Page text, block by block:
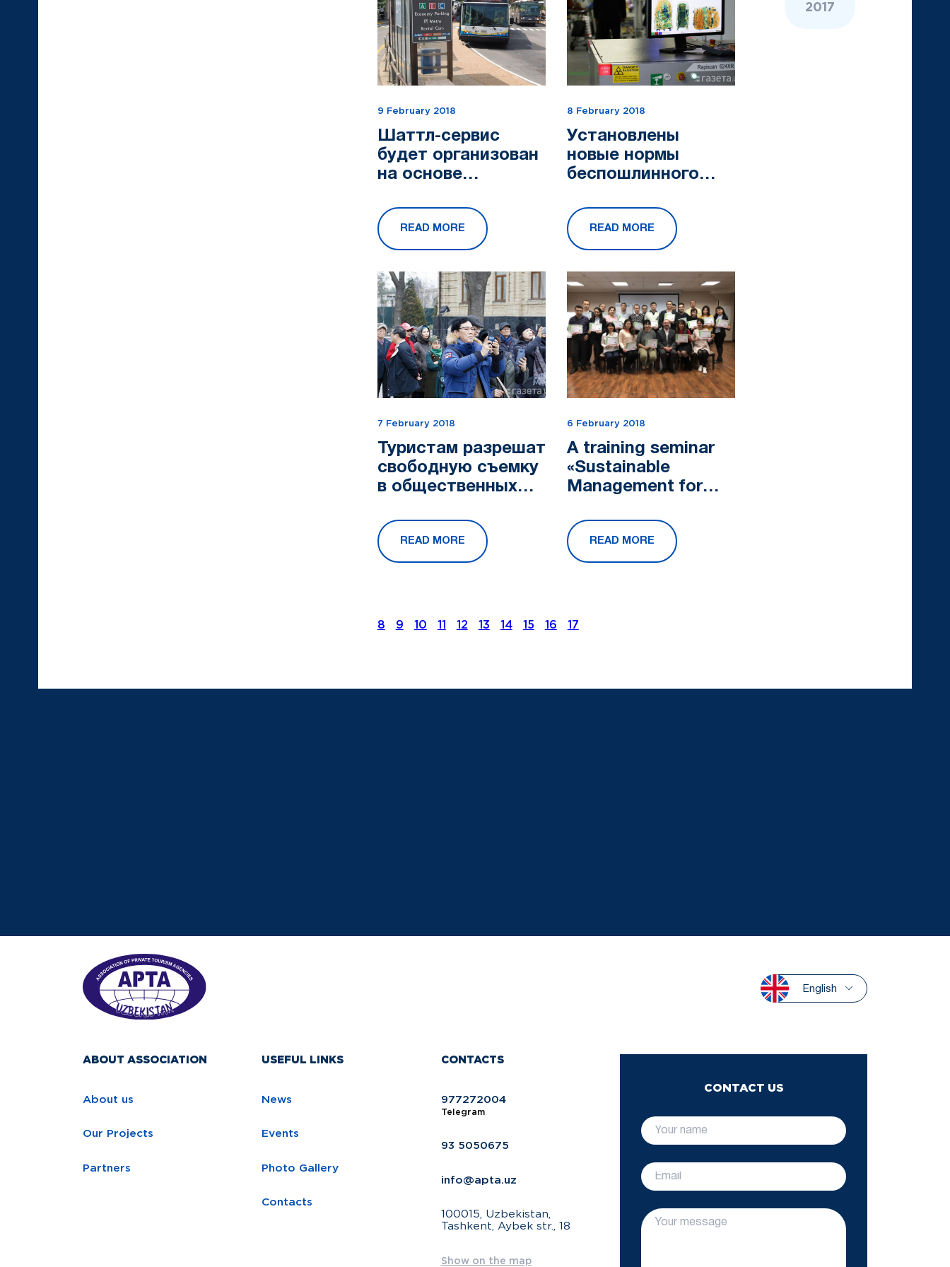
9 February 2018
Шаттл-сервис
будет организован
на основе
частного
партнерства
READ MORE
8 February 2018
Установлены
новые нормы
беспошлинного
READ MORE
7 February 2018
Туристам разрешат
свободную съемку
в общественных
READ MORE
6 February 2018
A training seminar
«Sustainable
Management for
READ MORE
2017
8 9 10 11 12 13 14 15 16 17
English
ABOUT ASSOCIATION
About us
Our Projects
Partners
USEFUL LINKS
News
Events
Photo Gallery
Contacts
CONTACTS
977272004
Telegram
93 5050675
info@apta.uz
100015, Uzbekistan,
Tashkent, Aybek str., 18
Show on the map
CONTACT US